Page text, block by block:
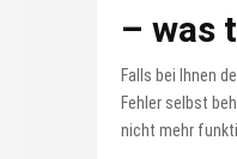
– was
Falls bei Ihnen
Fehler selbst
nicht mehr